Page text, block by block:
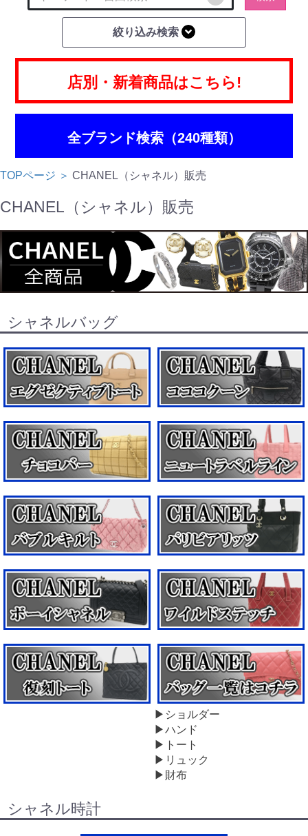
絞り込み検索
店別・新着商品はこちら!
全ブランド検索（240種類）
TOPページ ＞ CHANEL（シャネル）販売
CHANEL（シャネル）販売
シャネルバッグ
▶ショルダー
▶ハンド
▶トート
▶リュック
▶財布
シャネル時計